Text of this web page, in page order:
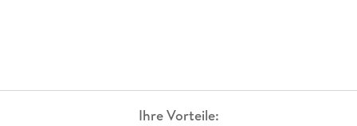
Ihre Vorteile: